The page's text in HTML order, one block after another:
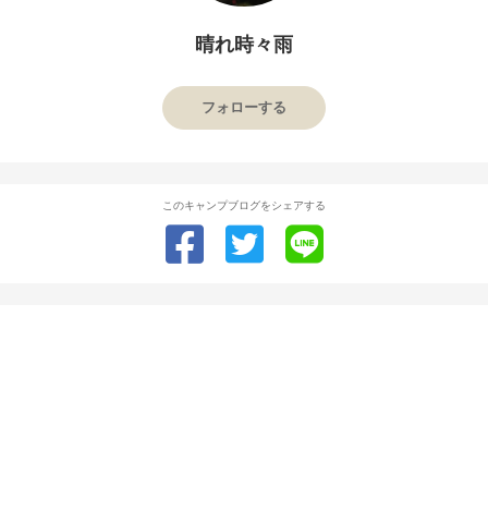
晴れ時々雨
フォローする
このキャンプブログをシェアする